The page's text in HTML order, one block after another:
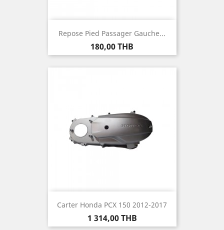
Repose Pied Passager Gauche...
Prix
180,00 THB
Carter Honda PCX 150 2012-2017
Prix
1 314,00 THB